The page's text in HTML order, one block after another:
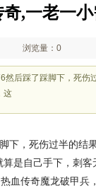
,一老一
浏览量：0
然后踩了踩脚下，死伤
这
下，死伤过半的结
是自己手下，刺
血传奇魔龙破甲